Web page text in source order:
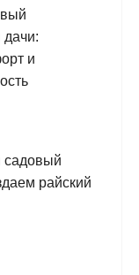
дачи:
и
садовый
райский